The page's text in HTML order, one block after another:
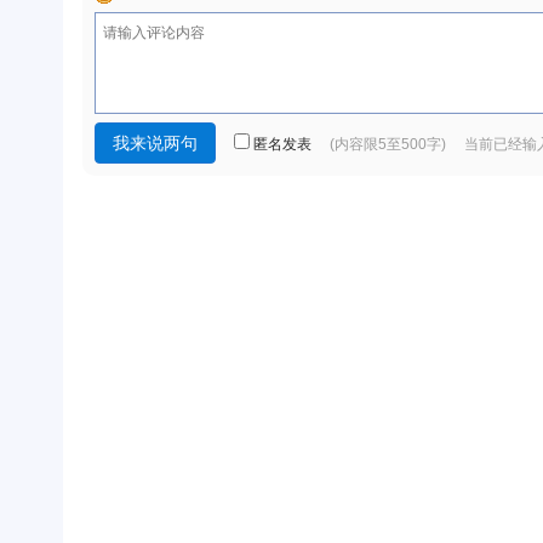
匿名发表 (内容限5至500字) 当前已经输